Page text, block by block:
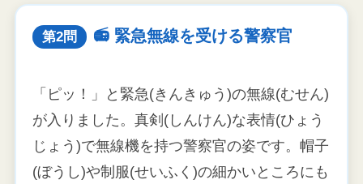
第2問 📻 緊急無線を受ける警察官
「ピッ！」と緊急(きんきゅう)の無線(むせん)
が入りました。真剣(しんけん)な表情(ひょう
じょう)で無線機を持つ警察官の姿です。帽子
(ぼうし)や制服(せいふく)の細かいところにも